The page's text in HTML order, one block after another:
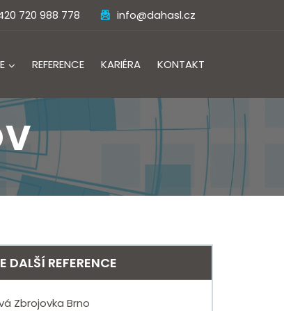
720 988 778 info@dahasl.cz
REFERENCE KARIÉRA KONTAKT
DALŠÍ REFERENCE
Zbrojovka Brno